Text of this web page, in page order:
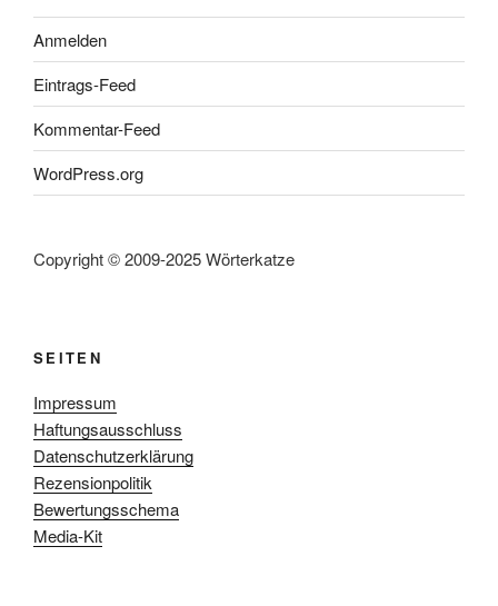
Anmelden
Eintrags-Feed
Kommentar-Feed
WordPress.org
Copyright © 2009-2025 Wörterkatze
SEITEN
Impressum
Haftungsausschluss
Datenschutzerklärung
Rezensionpolitik
Bewertungsschema
Media-Kit